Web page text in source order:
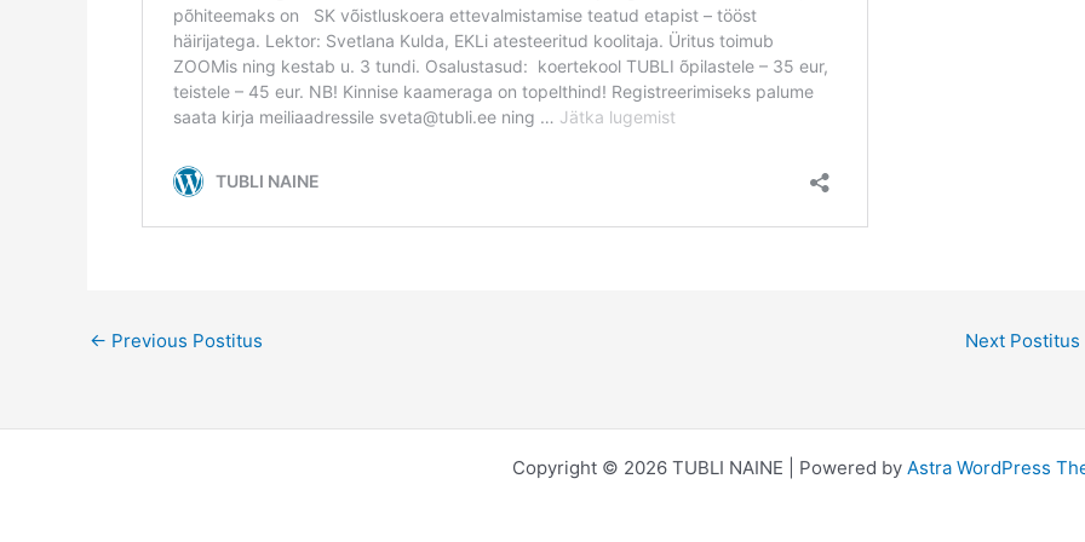
← Previous Postitus Next Postitus
Copyright © 2026 TUBLI NAINE | Powered by Astra WordPress